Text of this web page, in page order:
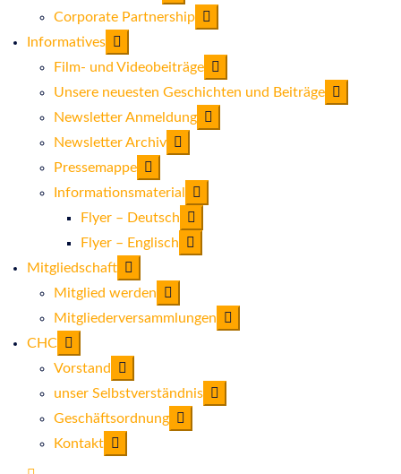
Corporate Partnership
Informatives
Film- und Videobeiträge
Unsere neuesten Geschichten und Beiträge
Newsletter Anmeldung
Newsletter Archiv
Pressemappe
Informationsmaterial
Flyer – Deutsch
Flyer – Englisch
Mitgliedschaft
Mitglied werden
Mitgliederversammlungen
CHC
Vorstand
unser Selbstverständnis
Geschäftsordnung
Kontakt